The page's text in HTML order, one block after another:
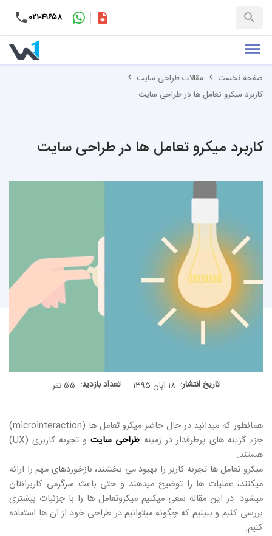
۰۲۱-۴۱۶۵۸
+۹۸-کاتالوگ
صفحه نخست
مقالات طراحی سایت
کاربرد میکرو تعامل ها در طراحی سایت
کاربرد میکرو تعامل ها در طراحی سایت
تاریخ انتشار: ۱۸ آبان ۱۳۹۵ تعداد بازدید: ۵۵ نفر
همانطور که میدانید در حال حاضر میکرو تعامل ها (microinteraction)
جزء گزینه های پرطرفدار در زمینه طراحی سایت
و تجربه کاربری (UX)
هستند.
میکرو تعامل ها تجربه کاربر را بهبود می بخشند، بازخوردهای مهم را ارائه
میکنند، عملیات ها را توضیح میدهند و حتی باعث سرگرمی کاربرانتان
میشود. در این مقاله سعی میکنیم میکروتعامل ها را با جزئیات بیشتری
بررسی کنیم و ببینیم که چگونه میتوانیم در طراحی خود از آن ها استفاده
کنیم.